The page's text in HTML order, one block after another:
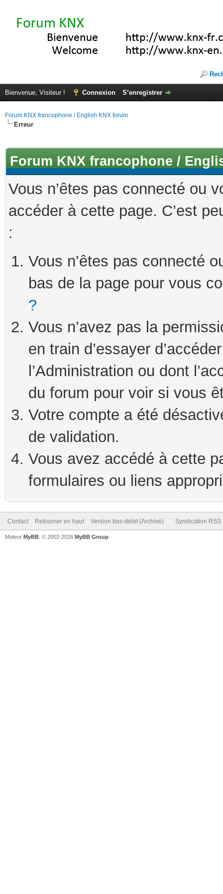
Bienvenue, Visiteur ! Connexion S’enregistrer
Forum KNX francophone / English KNX forum
Erreur
Forum KNX francophone /
Vous n’êtes pas connecté ou
accéder à cette page. C’est
:
Vous n’êtes pas connecté
bas de la page pour vous
?
Vous n’avez pas la
en train d’essayer
l’Administration ou dont
du forum pour voir si vous
Votre compte a été
de validation.
Vous avez accédé à cette
formulaires ou liens
Contact Retourner en haut Version bas-débit (Archivé) Syndication RSS
Moteur MyBB , © 2002-2026 MyBB Group